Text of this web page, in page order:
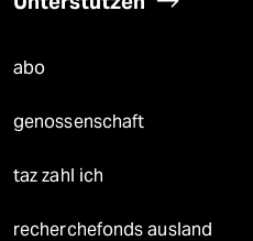
abo
genossenschaft
taz zahl ich
recherchefonds ausland